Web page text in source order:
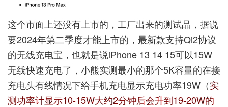
这个市面上还没有上市的，工厂出来的测试品，据说
要2024年第二季度才能上市的，最新款支持Qi2协议
的无线充电宝，也就是说iPhone 13 14 15可以15W
无线快速充电了，小熊实测最小的那个5K容量的在接
充电头有线情况下给手机充电显示充电功率19W（实
测功率计显示10-15W大约2分钟后会升到19-20W的